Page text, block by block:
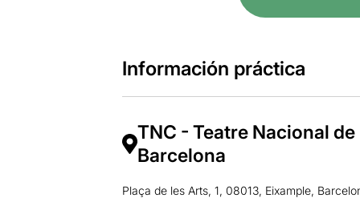
Información práctica
TNC - Teatre Nacional
Barcelona
Plaça de les Arts, 1, 08013, Eixample,